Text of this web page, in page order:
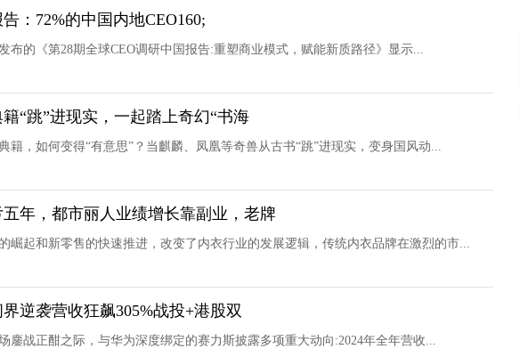
：72%的中国内地CEO160;
布的《第28期全球CEO调研中国报告:重塑商业模式，赋能新质路径》显示...
“跳”进现实，一起踏上奇幻“书海
籍，如何变得“有意思”？当麒麟、凤凰等奇兽从古书“跳”进现实，变身国风动...
年，都市丽人业绩增长靠副业，老牌
崛起和新零售的快速推进，改变了内衣行业的发展逻辑，传统内衣品牌在激烈的市...
逆袭营收狂飙305%战投+港股双
鏖战正酣之际，与华为深度绑定的赛力斯披露多项重大动向:2024年全年营收...